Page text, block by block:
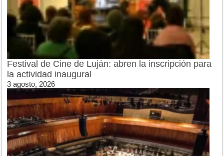
Festival de Cine de Luján: abren la inscripción para
la actividad inaugural
3 agosto, 2026